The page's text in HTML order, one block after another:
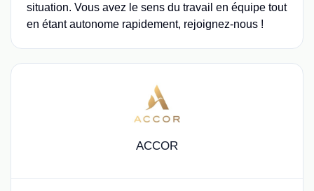
situation. Vous avez le sens du travail en équipe tout
en étant autonome rapidement, rejoignez-nous !
ACCOR